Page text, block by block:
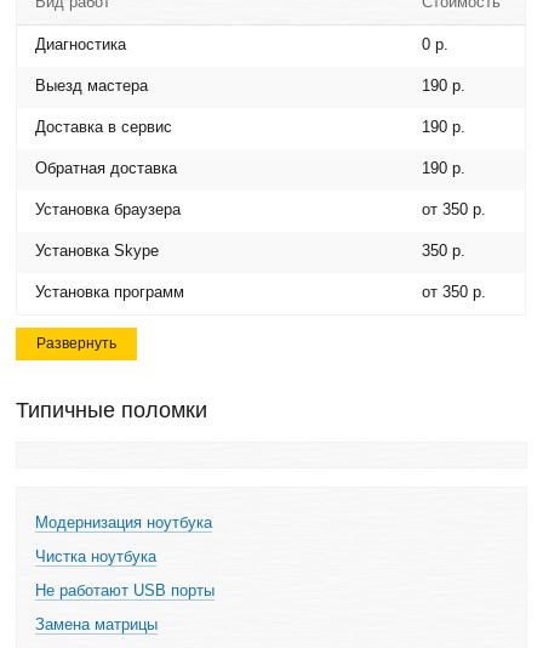
Диагностика 0 р.
Выезд мастера 190 р.
Доставка в сервис 190 р.
Обратная доставка 190 р.
Установка браузера от 350 р.
Установка Skype 350 р.
Установка программ от 350 р.
Развернуть
Типичные поломки
Модернизация ноутбука
Чистка ноутбука
Не работают USB порты
Замена матрицы